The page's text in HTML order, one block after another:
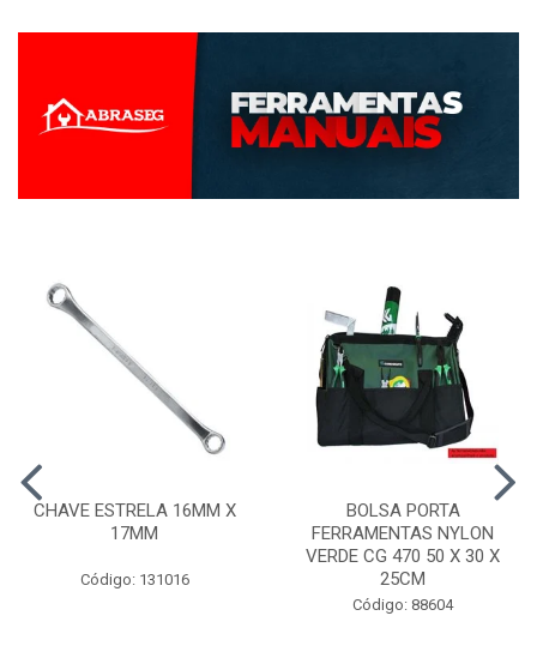
CHAVE ESTRELA 16MM X
17MM
Código: 131016
BOLSA PORTA
FERRAMENTAS NYLON
VERDE CG 470 50 X 30 X
25CM
Código: 88604